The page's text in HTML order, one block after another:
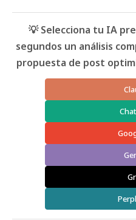
💡 Selecciona tu IA
segundos un análisis
propuesta de post